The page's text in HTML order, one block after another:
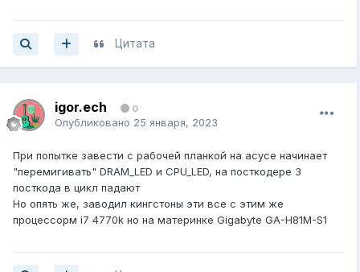
Цитата
igor.ech 0
Опубликовано 25 января, 2023
При попытке завести с рабочей планкой на асусе начинает
"перемигивать" DRAM_LED и CPU_LED, на посткодере 3
посткода в цикл падают
Но опять же, заводил кингстоны эти все с этим же
процессорм i7 4770k но на материнке Gigabyte GA-H81M-S1